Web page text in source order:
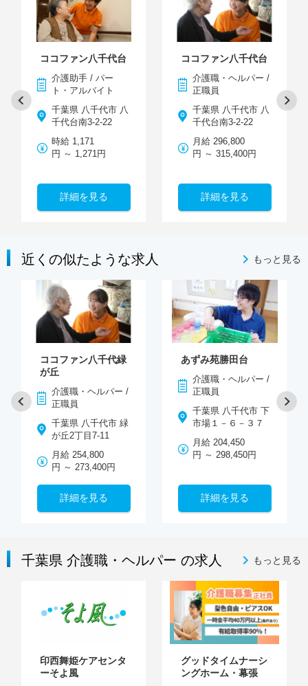
ココファン八千代台
介護助手 / パー
ト・アルバイト
千葉県 八千代市 八
千代台南3-2-22
時給 1,171
円 ～ 1,271円
詳細を見る
ココファン八千代台
介護職・ヘルパー /
正職員
千葉県 八千代市 八
千代台南3-2-22
月給 296,800
円 ～ 315,400円
詳細を見る
近くの似たような求人 もっと見る
ココファン八千代緑
が丘
介護職・ヘルパー /
正職員
千葉県 八千代市 緑
が丘2丁目7-11
月給 254,800
円 ～ 273,400円
詳細を見る
あずみ苑勝田台
介護職・ヘルパー /
正職員
千葉県 八千代市 下
市場１－６－３７
月給 204,450
円 ～ 298,450円
詳細を見る
千葉県 介護職・ヘルパー の求人 もっと見る
印西舞姫ケアセンタ
ーそよ風
グッドタイムナーシ
ングホーム・幕張